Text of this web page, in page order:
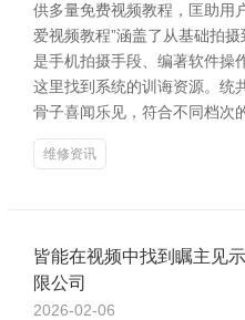
供多量免费视频教程，匡助用
爱视频教程”涵盖了从基础拍
是手机拍摄手段、编著软件操
这里找到系统的训诲资源。统
骨子喜闻乐见，符合不同档次
维修资讯
皆能在视频中找到瞩主见
限公司
2026-02-06